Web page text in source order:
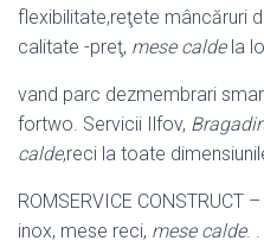
flexibilitate,reţete mâncăruri
calitate -preţ, mese caldela
vand parc dezmembrari
fortwo. Servicii Ilfov,
calde,reci la toate
ROMSERVICE CONSTRUCT –
inox, mese reci, mese calde.